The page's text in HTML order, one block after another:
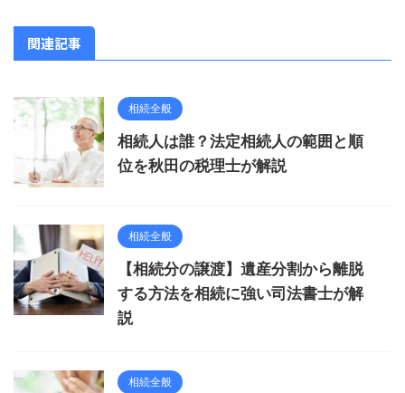
関連記事
相続全般
相続人は誰？法定相続人の範囲と順
位を秋田の税理士が解説
相続全般
【相続分の譲渡】遺産分割から離脱
する方法を相続に強い司法書士が解
説
相続全般